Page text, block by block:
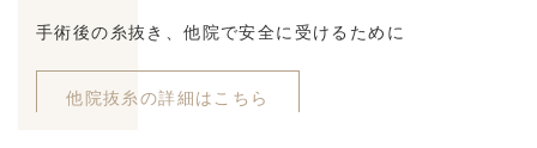
手術後の糸抜き、他院で安全に受けるために
他院抜糸の詳細はこちら